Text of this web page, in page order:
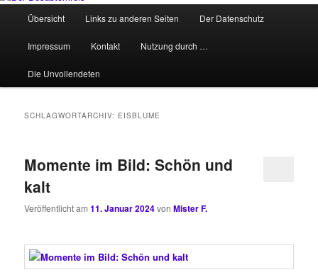
HauptmenüÜbersicht Links zu anderen Seiten Der Datenschutz
Impressum Kontakt Nutzung durch …
Die Unvollendeten
SCHLAGWORTARCHIV: EISBLUME
Momente im Bild: Schön und
kalt
Veröffentlicht am11. Januar 2024vonMister F.